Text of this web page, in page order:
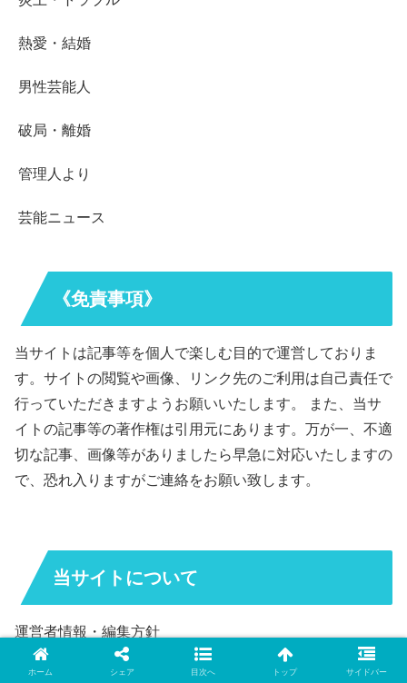
熱愛・結婚
男性芸能人
破局・離婚
管理人より
芸能ニュース
《免責事項》
当サイトは記事等を個人で楽しむ目的で運営しておりま
す。サイトの閲覧や画像、リンク先のご利用は自己責任で
行っていただきますようお願いいたします。 また、当サ
イトの記事等の著作権は引用元にあります。万が一、不適
切な記事、画像等がありましたら早急に対応いたしますの
で、恐れ入りますがご連絡をお願い致します。
当サイトについて
運営者情報・編集方針
『芸能スクープ、今旬ナビ！！』は、芸能、スポーツ、
ホーム シェア 目次へ トップ サイドバー